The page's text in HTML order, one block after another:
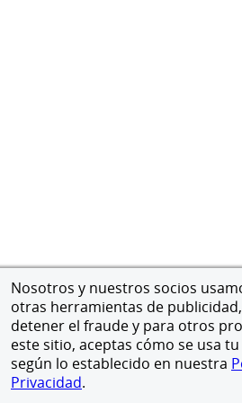
Nosotros y nuestros socios
otras herramientas de
detener el fraude y para otros
este sitio, aceptas cómo se usa
según lo establecido en nuestra
Privacidad.